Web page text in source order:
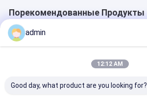
Порекомендованные Продукты
admin
12:12 AM
Good day, what product are you looking for?